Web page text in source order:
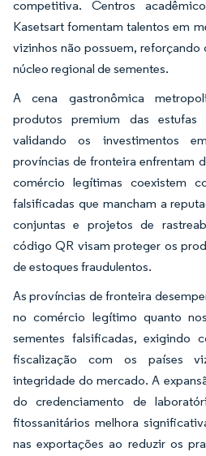
competitiva. Centros
Kasetsart fomentam talentos em
vizinhos não possuem, reforçando
núcleo regional de sementes.
A cena gastronômica
produtos premium das
validando os investimentos
províncias de fronteira enfrentam
comércio legítimas coexistem
falsificadas que mancham a
conjuntas e projetos de
código QR visam proteger os
de estoques fraudulentos.
As províncias de fronteira
no comércio legítimo quanto
sementes falsificadas, exigindo
fiscalização com os países
integridade do mercado. A
do credenciamento de
fitossanitários melhora
nas exportações ao reduzir os